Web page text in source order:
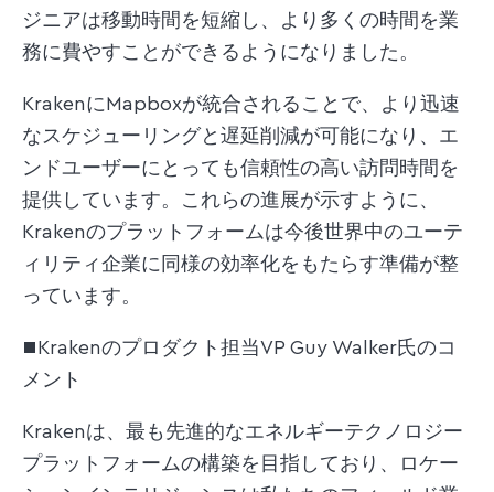
ジニアは移動時間を短縮し、より多くの時間を業
務に費やすことができるようになりました。
KrakenにMapboxが統合されることで、より迅速
なスケジューリングと遅延削減が可能になり、エ
ンドユーザーにとっても信頼性の高い訪問時間を
提供しています。これらの進展が示すように、
Krakenのプラットフォームは今後世界中のユーテ
ィリティ企業に同様の効率化をもたらす準備が整
っています。
■Krakenのプロダクト担当VP Guy Walker氏のコ
メント
Krakenは、最も先進的なエネルギーテクノロジー
プラットフォームの構築を目指しており、ロケー